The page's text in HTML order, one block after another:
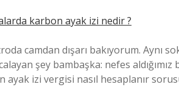
karbon ayak izi nedir ?
camdan dışarı bakıyorum. Aynı
şey bambaşka: nefes
ayak izi vergisi nasıl hesaplanır